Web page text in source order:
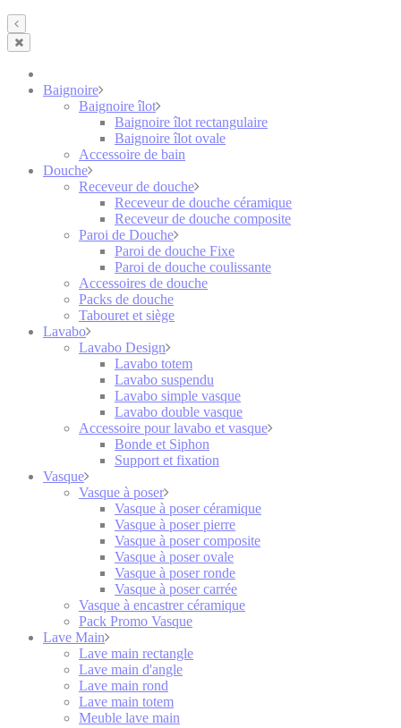
Baignoire
Baignoire îlot
Baignoire îlot rectangulaire
Baignoire îlot ovale
Accessoire de bain
Douche
Receveur de douche
Receveur de douche céramique
Receveur de douche composite
Paroi de Douche
Paroi de douche Fixe
Paroi de douche coulissante
Accessoires de douche
Packs de douche
Tabouret et siège
Lavabo
Lavabo Design
Lavabo totem
Lavabo suspendu
Lavabo simple vasque
Lavabo double vasque
Accessoire pour lavabo et vasque
Bonde et Siphon
Support et fixation
Vasque
Vasque à poser
Vasque à poser céramique
Vasque à poser pierre
Vasque à poser composite
Vasque à poser ovale
Vasque à poser ronde
Vasque à poser carrée
Vasque à encastrer céramique
Pack Promo Vasque
Lave Main
Lave main rectangle
Lave main d'angle
Lave main rond
Lave main totem
Meuble lave main